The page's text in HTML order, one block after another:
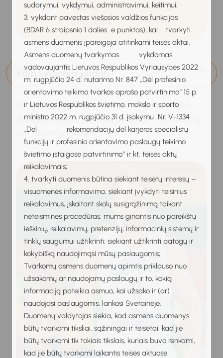
sudarymui, vykdymui, administravimui, keitimui;
3. vykdant pavestas viešosios valdžios funkcijas
(BDAR 6 straipsnio 1 dalies e punktas), kai tvarkyti
asmens duomenis įpareigoja atitinkami teisės aktai.
Asmens duomenų tvarkymas vykdomas
vadovaujantis Lietuvos Respublikos Vyriausybės 2022
m. rugpjūčio 24 d. nutarimo Nr. 847 „Dėl profesinio
orientavimo teikimo tvarkos aprašo patvirtinimo“ 15 p.
ir Lietuvos Respublikos švietimo, mokslo ir sporto
ministro 2022 m. rugpjūčio 31 d. įsakymu Nr. V-1334
„Dėl rekomendacijų dėl karjeros specialistų
funkcijų ir profesinio orientavimo paslaugų teikimo
švietimo įstaigose patvirtinimo“ ir kt. teisės aktų
reikalavimais;
4. tvarkyti duomenis būtina siekiant teisėtų interesų –
visuomenės informavimo, siekiant įvykdyti teisinius
reikalavimus, įskaitant skolų susigrąžinimą taikant
neteismines procedūras, mums ginantis nuo pareikštų
ieškinių, reikalavimų, pretenzijų; informacinių sistemų ir
tinklų saugumui užtikrinti; siekiant užtikrinti patogų ir
kokybišką naudojimąsi mūsų paslaugomis;
Tvarkomų asmens duomenų apimtis priklauso nuo
užsakomų ar naudojamų paslaugų ir to, kokią
informaciją pateikia asmuo, kai užsako ir (ar)
naudojasi paslaugomis, lankosi Svetainėje.
Duomenų valdytojas siekia, kad asmens duomenys
būtų tvarkomi tiksliai, sąžiningai ir teisėtai, kad jie
būtų tvarkomi tik tokiais tikslais, kuriais buvo renkami,
kad jie būtų tvarkomi laikantis teisės aktuose
Mano
svajonės
darbalapį
(474.4 KB
Kaip svajonės pildosi?
Svajonės taip ir liks svajonėmis, jei nieko
daugiau nedarysi. Kad svajonės išsipildytų,
turi tikslingai veikti.